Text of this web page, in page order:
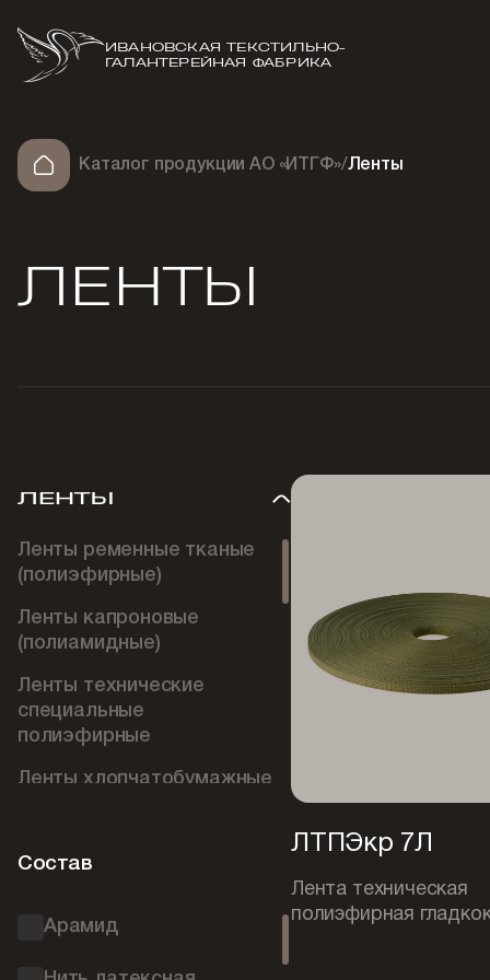
ИВАНОВСКАЯ ТЕКСТИЛЬНО-
ГАЛАНТЕРЕЙНАЯ ФАБРИКА
Каталог продукции АО «ИТГФ»/Ленты
ЛЕНТЫ
ЛТПЭкр 7Л
Лента техническая
полиэфирная
ЛЕНТЫ
Ленты ременные тканые
(полиэфирные)
Ленты капроновые
(полиамидные)
Ленты технические
специальные
полиэфирные
Ленты хлопчатобумажные
Ленты полиэтиленовые
Ленты полипропиленовые
Состав
Арамид